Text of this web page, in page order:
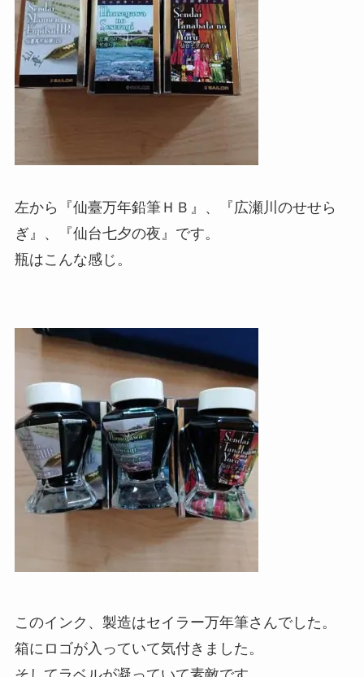
左から『仙臺万年鉛筆ＨＢ』、『広瀬川のせせら
ぎ』、『仙台七夕の夜』です。
瓶はこんな感じ。
このインク、製造はセイラー万年筆さんでした。
箱にロゴが入っていて気付きました。